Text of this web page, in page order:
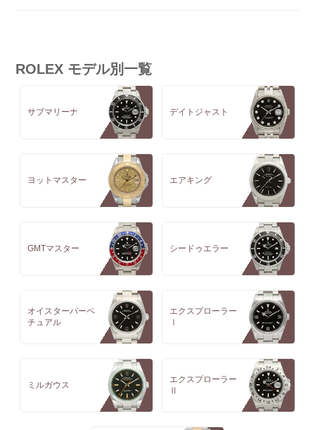
ROLEX モデル別一覧
サブマリーナ デイトジャスト
ヨットマスター エアキング
GMTマスター シードゥエラー
オイスターパーペ
チュアル
エクスプローラー
Ⅰ
ミルガウス
エクスプローラー
Ⅱ